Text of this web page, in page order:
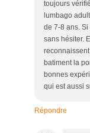
toujours
lumbago
de 7-8 ans.
sans hésiter.
batiment la
bonnes
qui est aussi
Répondre